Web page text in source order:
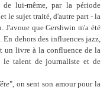
lui-même, par la période
le sujet traité, d'autre part - la
J'avoue que Gershwin m'a été
En dehors des influences jazz,
un livre à la confluence de la
le talent de journaliste et de
", on sent son amour pour la